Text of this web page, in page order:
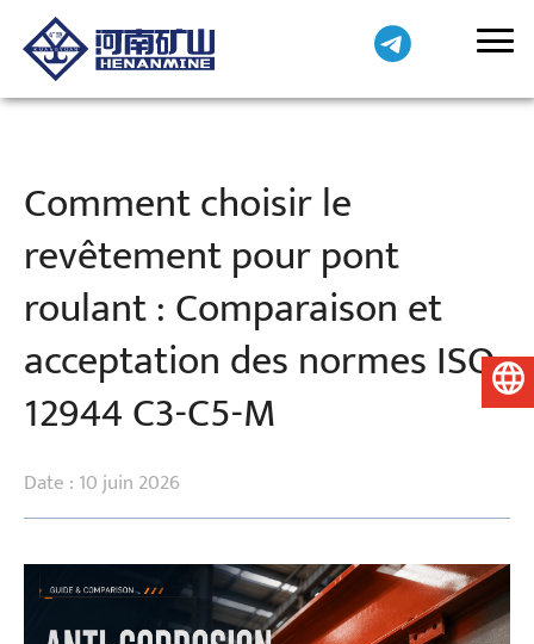
Comment choisir le
revêtement pour pont
roulant : Comparaison et
acceptation des normes ISO
12944 C3-C5-M
Date : 10 juin 2026
Français